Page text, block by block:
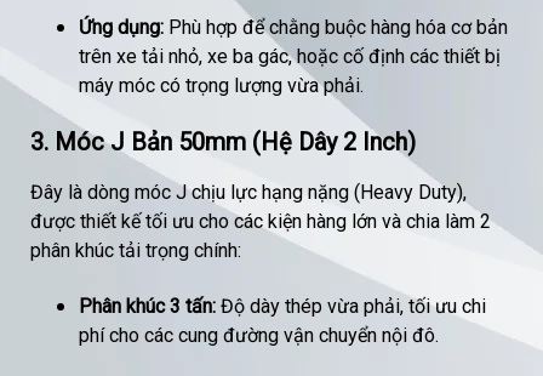
Ứng dụng: Phù hợp để chằng buộc hàng hóa cơ bản
trên xe tải nhỏ, xe ba gác, hoặc cố định các thiết bị
máy móc có trọng lượng vừa phải.
3. Móc J Bản 50mm (Hệ Dây 2 Inch)
Đây là dòng móc J chịu lực hạng nặng (Heavy Duty),
được thiết kế tối ưu cho các kiện hàng lớn và chia làm 2
phân khúc tải trọng chính:
Phân khúc 3 tấn: Độ dày thép vừa phải, tối ưu chi
phí cho các cung đường vận chuyển nội đô.